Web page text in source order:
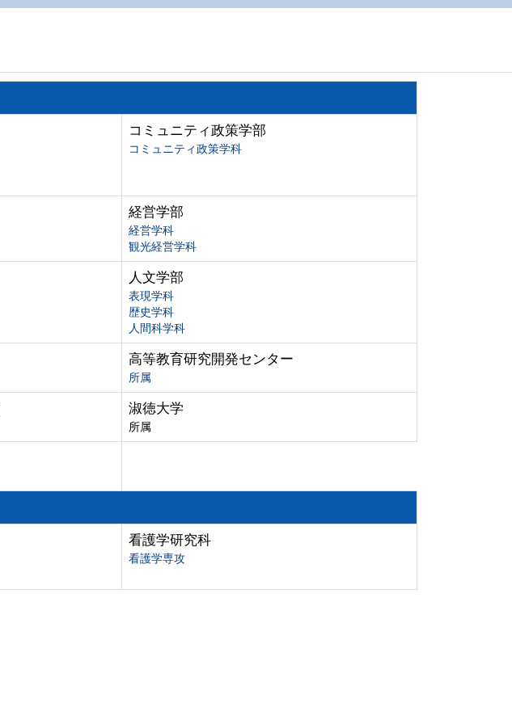
コミュニティ政策学部
コミュニティ政策学科
経営学部
経営学科
観光経営学科
人文学部
表現学科
歴史学科
人間科学科
高等教育研究開発センター
所属
淑徳大学
所属
看護学研究科
看護学専攻